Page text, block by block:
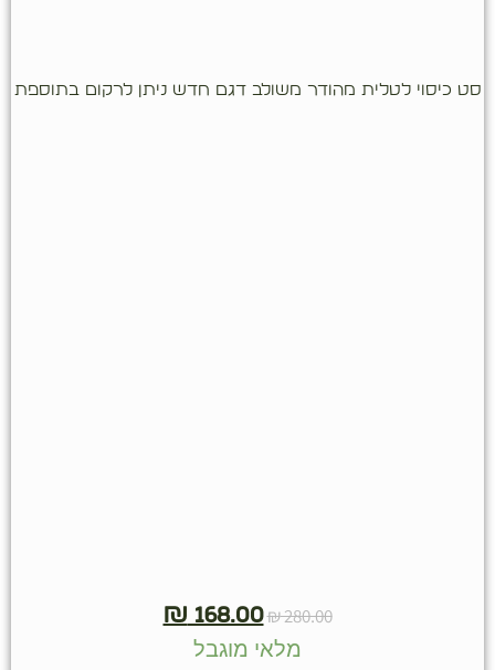
סט כיסוי לטלית מהודר משולב דגם חדש ניתן לרקום בתוספת
₪280.00
₪ 168.00
מלאי מוגבל